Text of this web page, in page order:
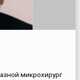
микрохирург